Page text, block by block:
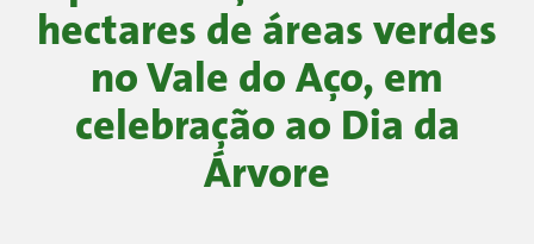
hectares de áreas verdes
no Vale do Aço, em
celebração ao Dia da
Árvore